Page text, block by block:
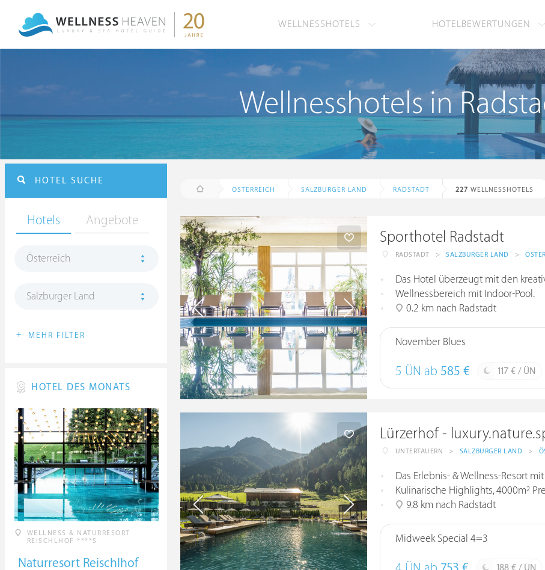
WELLNESSHOTELS HOTELBEWERTUNGEN
Wellnesshotels in
ÖSTERREICH SALZBURGER LAND RADSTADT 227 WELLNESSHOTELS
Sporthotel Radstadt
RADSTADT > SALZBURGER LAND >
Das Hotel überzeugt mit den
Wellnessbereich mit Indoor-Pool.
0.2 km nach Radstadt
November Blues
5 ÜN ab 585 € 117 € / ÜN
Lürzerhof -
UNTERTAUERN > SALZBURGER LAND >
Das Erlebnis- & Wellness-Resort
Kulinarische Highlights, 4000m²
9.8 km nach Radstadt
Midweek Special 4=3
188 € / ÜN
HOTEL SUCHE
Hotels Angebote
Österreich
Salzburger Land
+ MEHR FILTER
HOTEL DES MONATS
WELLNESS & NATURRESORT
REISCHLHOF ****S
Naturresort Reischlhof